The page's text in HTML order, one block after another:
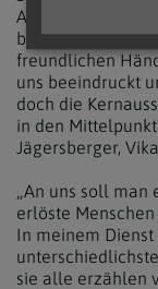
Alle Anwesenden
begrüßten die
freundlichen
uns beeindruckt
doch die
in den
Jägersberger,
„An uns soll man
erlöste
In meinem
sie alle erzählen